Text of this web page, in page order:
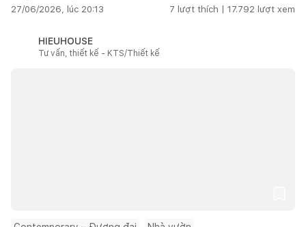
27/06/2026, lúc 20:13 7 lượt thích | 17.792 lượt xem
HIEUHOUSE
Tư vấn, thiết kế - KTS/Thiết kế